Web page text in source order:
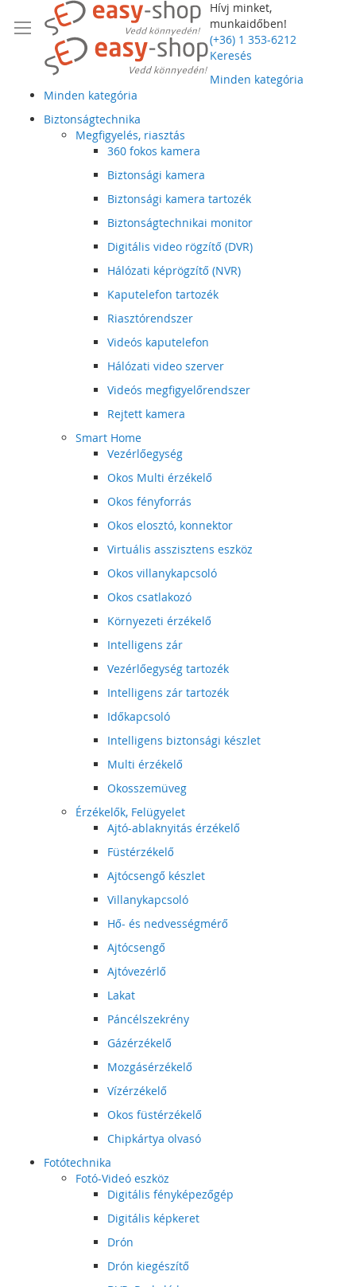
Hívj minket,
munkaidőben!
(+36) 1 353-6212
Keresés
Minden kategória
Minden kategória
Biztonságtechnika
Megfigyelés, riasztás
360 fokos kamera
Biztonsági kamera
Biztonsági kamera tartozék
Biztonságtechnikai monitor
Digitális video rögzítő (DVR)
Hálózati képrögzítő (NVR)
Kaputelefon tartozék
Riasztórendszer
Videós kaputelefon
Hálózati video szerver
Videós megfigyelőrendszer
Rejtett kamera
Smart Home
Vezérlőegység
Okos Multi érzékelő
Okos fényforrás
Okos elosztó, konnektor
Virtuális asszisztens eszköz
Okos villanykapcsoló
Okos csatlakozó
Környezeti érzékelő
Intelligens zár
Vezérlőegység tartozék
Intelligens zár tartozék
Időkapcsoló
Intelligens biztonsági készlet
Multi érzékelő
Okosszemüveg
Érzékelők, Felügyelet
Ajtó-ablaknyitás érzékelő
Füstérzékelő
Ajtócsengő készlet
Villanykapcsoló
Hő- és nedvességmérő
Ajtócsengő
Ajtóvezérlő
Lakat
Páncélszekrény
Gázérzékelő
Mozgásérzékelő
Vízérzékelő
Okos füstérzékelő
Chipkártya olvasó
Fotótechnika
Fotó-Videó eszköz
Digitális fényképezőgép
Digitális képkeret
Drón
Drón kiegészítő